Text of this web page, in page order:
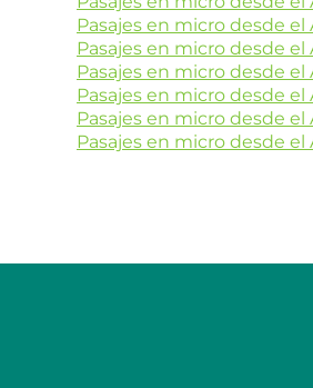
Pasajes en micro desde
Pasajes en micro desde
Pasajes en micro desde
Pasajes en micro desde
Pasajes en micro desde
Pasajes en micro desde